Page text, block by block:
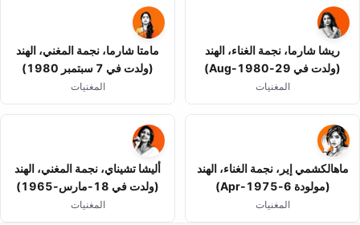
ريشا شارما، نجمة الغناء، الهند
(ولدت في 29-Aug-1980)
المغنيات
مامتا شارما، نجمة المغني، الهند
(ولدت في 7 سبتمبر 1980)
المغنيات
ماهالكشمي إير، نجمة الغناء، الهند
(مولودة 6-Apr-1975)
المغنيات
أليشا تشيناي، نجمة المغني، الهند
(ولدت في 18-مارس-1965)
المغنيات